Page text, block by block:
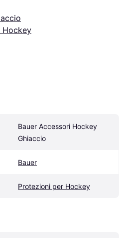
Hockey
Bauer Accessori Hockey
Ghiaccio
Bauer
Protezioni per Hockey